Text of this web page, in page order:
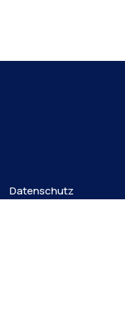
Datenschutz